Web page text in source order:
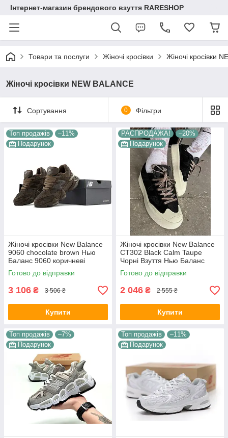
Інтернет-магазин брендового взуття RARESHOP
Товари та послуги Жіночі кросівки Жіночі кросівки
Жіночі кросівки NEW BALANCE
Сортування 0 Фільтри
Топ продажів
–11%
Подарунок
Жіночі кросівки New Balance
9060 chocolate brown Нью
Баланс 9060 коричневі
шоколадні текстиль замша
демісезон для дівчат
Готово до відправки
3 106 ₴ 3 506 ₴
Купити
РАСПРОДАЖА!
–20%
Подарунок
Жіночі кросівки New Balance
CT302 Black Calm Taupe
Чорні Взуття Нью Баланс
СТ302 повсякденні замш
сітка демисезон 36 розмір
Готово до відправки
2 046 ₴ 2 555 ₴
Купити
Топ продажів
–7%
Подарунок
Топ продажів
–11%
Подарунок